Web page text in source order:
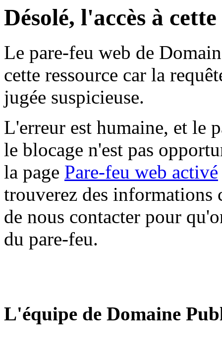
Désolé, l'accès à
Le pare-feu web de
cette ressource car la
jugée suspicieuse.
L'erreur est humaine, et le
le blocage n'est pas
la page Pare-feu web activé
trouverez des informations
de nous contacter pour
du pare-feu.
L'équipe de Domaine